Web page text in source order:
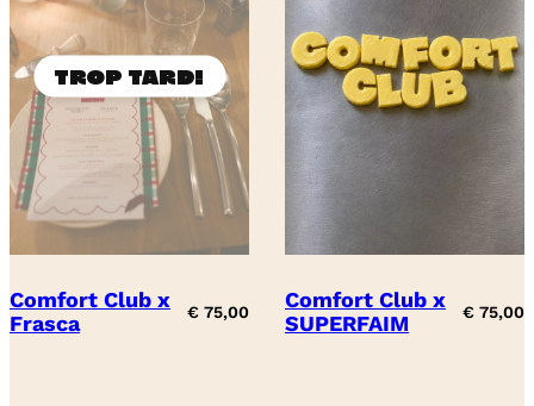
Comfort Club x
Frasca
€ 75,00
Comfort Club x
SUPERFAIM
€ 75,00